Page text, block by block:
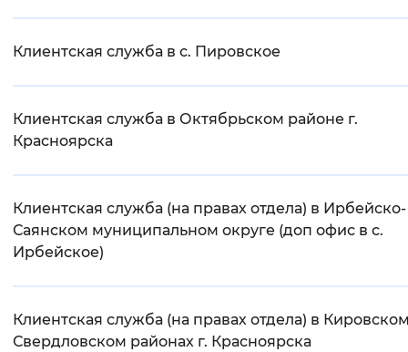
Клиентская служба в с. Пировское
Клиентская служба в Октябрьском районе г.
Красноярска
Клиентская служба (на правах отдела) в Ирбейско-
Саянском муниципальном округе (доп офис в с.
Ирбейское)
Клиентская служба (на правах отдела) в
Свердловском районах г. Красноярска